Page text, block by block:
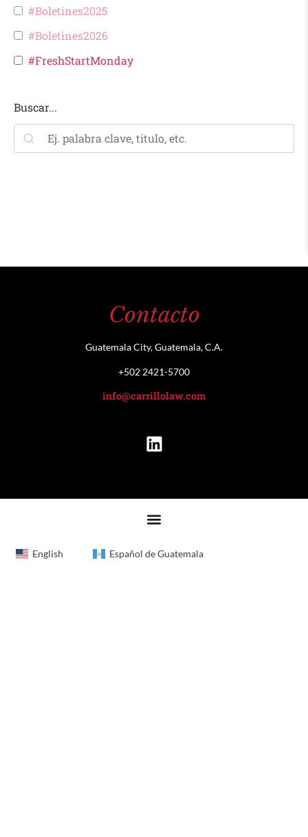
#Boletines2025
#Boletines2026
#FreshStartMonday
Buscar...
Contacto
Guatemala City, Guatemala, C.A.
+502 2421-5700
info@carrillolaw.com
English Español de Guatemala